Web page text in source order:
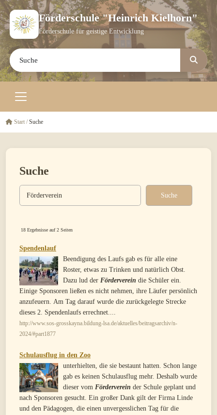
Förderschule "Heinrich Kielhorn"
Förderschule für geistige Entwicklung
Suche
18 Ergebnisse auf 2 Seiten
Spendenlauf
Beendigung des Laufs gab es für alle eine
Roster, etwas zu Trinken und natürlich Obst.
Dazu lud der Förderverein die Schüler ein.
Einige Sponsoren ließen es nicht nehmen, ihre Läufer persönlich
anzufeuern. Am Tag darauf wurde die zurückgelegte Strecke
dieses 2. Spendenlaufs errechnet....
http://www.sos-grosskayna.bildung-lsa.de/aktuelles/beitragsarchiv/n-
2024/#part1877
Schulausflug in den Zoo
unterhielten, die sie bestaunt hatten. Schon lange
gab es keinen Schulausflug mehr. Deshalb wurde
dieser vom Förderverein der Schule geplant und
nach Sponsoren gesucht. Ein großer Dank gilt der Firma Linde
und den Pädagogen, die einen unvergesslichen Tag für die
Start /Suche